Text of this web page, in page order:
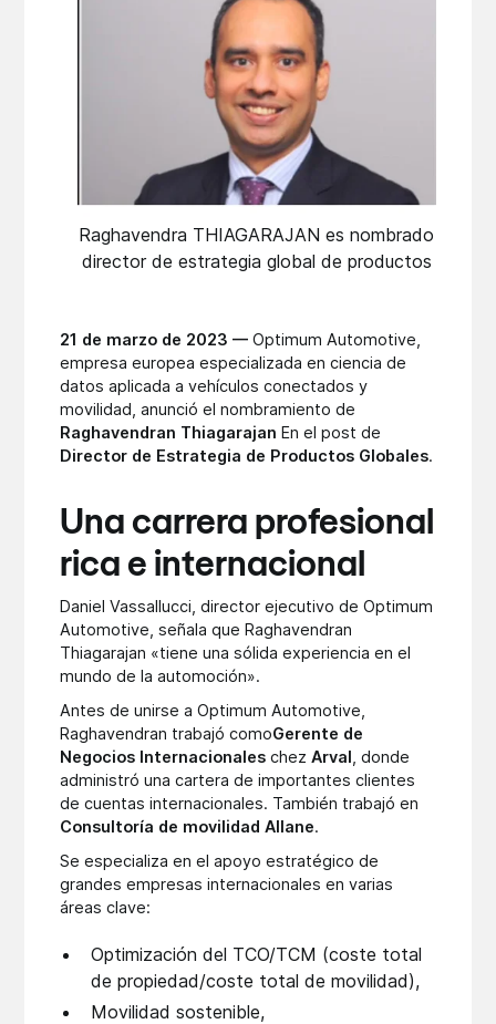
Raghavendra THIAGARAJAN es nombrado
director de estrategia global de productos
21 de marzo de 2023 — Optimum Automotive,
empresa europea especializada en ciencia de
datos aplicada a vehículos conectados y
movilidad, anunció el nombramiento de
Raghavendran Thiagarajan En el post de
Director de Estrategia de Productos Globales.
Una carrera profesional
rica e internacional
Daniel Vassallucci, director ejecutivo de Optimum
Automotive, señala que Raghavendran
Thiagarajan «tiene una sólida experiencia en el
mundo de la automoción».
Antes de unirse a Optimum Automotive,
Raghavendran trabajó comoGerente de
Negocios Internacionales chezArval , donde
administró una cartera de importantes clientes
de cuentas internacionales. También trabajó en
Consultoría de movilidad Allane.
Se especializa en el apoyo estratégico de
grandes empresas internacionales en varias
áreas clave:
Optimización del TCO/TCM (coste total
de propiedad/coste total de movilidad),
Movilidad sostenible,